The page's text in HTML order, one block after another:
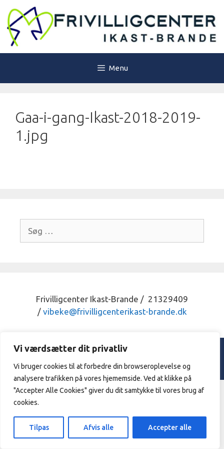
Vi værdsætter dit privatliv
Vi bruger cookies til at forbedre din browseroplevelse og
analysere trafikken på vores hjememside. Ved at klikke på
"Accepter Alle Cookies" giver du dit samtykke til vores brug af
cookies.
Tilpas Afvis alle Accepter alle
indhold
Menu
Gaa-i-gang-Ikast-2018-2019-
1.jpg
efter:
Frivilligcenter Ikast-Brande / 21329409
/ vibeke@frivilligcenterikast-brande.dk
© 2026 Frivilligcenter Ikast - Brande. |
Designed & hosted bySarangan.dk